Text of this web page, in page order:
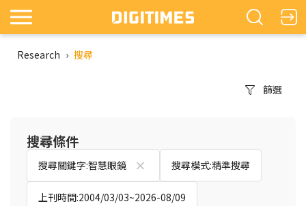
Research › 搜尋
篩選
搜尋條件
搜尋關鍵字:智慧眼鏡 搜尋模式:精準搜尋
上刊時間:2004/03/03~2026-08/09